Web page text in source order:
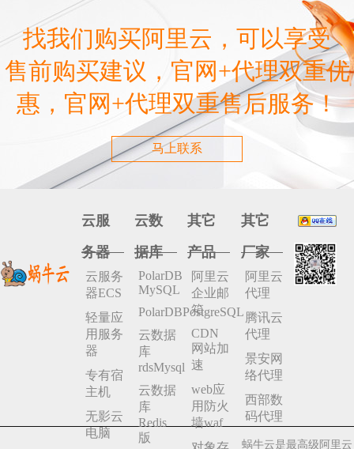
找我们购买阿里云，可以享受
售前购买建议，官网+代理双重优
惠，官网+代理双重售后服务！
马上联系
云服
务器
云服务
器ECS
轻量应
用服务
器
专有宿
主机
无影云
电脑
云数
据库
PolarDB
MySQL
PolarDBPostgreSQL
云数据
库
rdsMysql
云数据
库
Redis
版
其它
产品
阿里云
企业邮
箱
CDN
网站加
速
web应
用防火
墙waf
其它
厂家
阿里云
代理
腾讯云
代理
景安网
络代理
西部数
码代理
蜗牛云是最高级阿里云